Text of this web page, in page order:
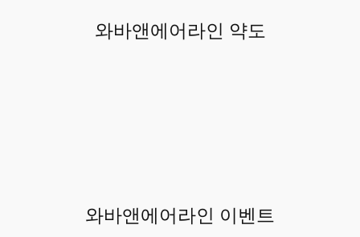
와바앤에어라인 약도
와바앤에어라인 이벤트